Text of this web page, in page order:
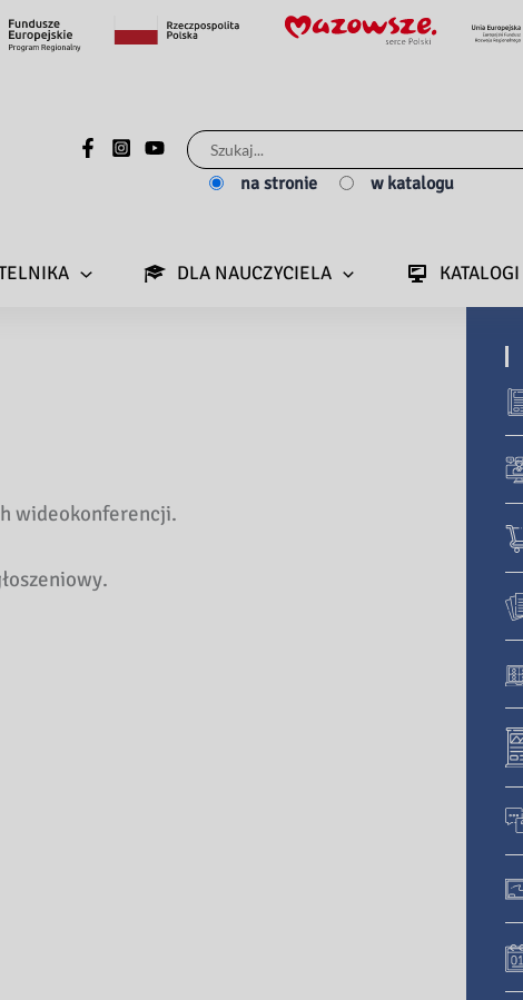
Szukaj
dla:
na stronie w katalogu
DLA NAUCZYCIELA KATALOGI
wideokonferencji.